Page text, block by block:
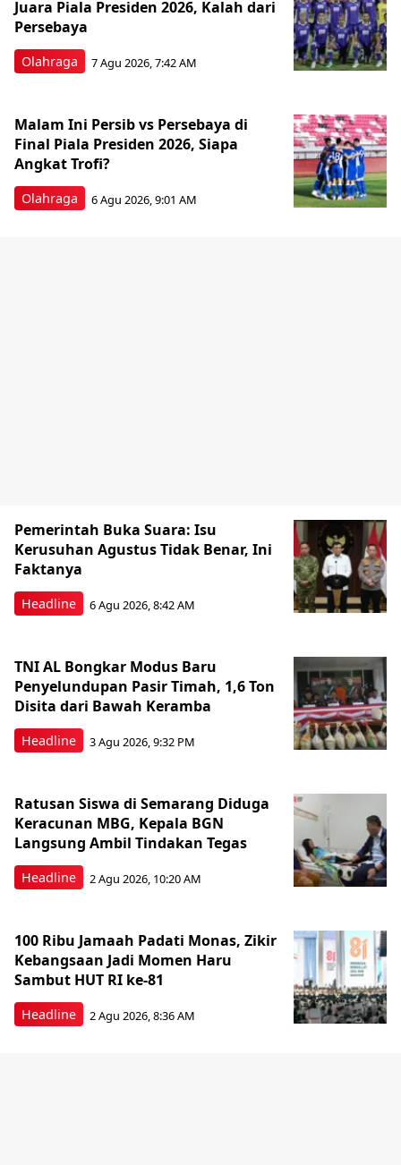
Olahraga
Juara Piala Presiden 2026, Kalah dari
Persebaya
7 Agu 2026, 7:42 AM
Olahraga
Malam Ini Persib vs Persebaya di
Final Piala Presiden 2026, Siapa
Angkat Trofi?
6 Agu 2026, 9:01 AM
Headline
Pemerintah Buka Suara: Isu
Kerusuhan Agustus Tidak Benar, Ini
Faktanya
6 Agu 2026, 8:42 AM
Headline
TNI AL Bongkar Modus Baru
Penyelundupan Pasir Timah, 1,6 Ton
Disita dari Bawah Keramba
3 Agu 2026, 9:32 PM
Headline
Ratusan Siswa di Semarang Diduga
Keracunan MBG, Kepala BGN
Langsung Ambil Tindakan Tegas
2 Agu 2026, 10:20 AM
Headline
100 Ribu Jamaah Padati Monas, Zikir
Kebangsaan Jadi Momen Haru
Sambut HUT RI ke-81
2 Agu 2026, 8:36 AM